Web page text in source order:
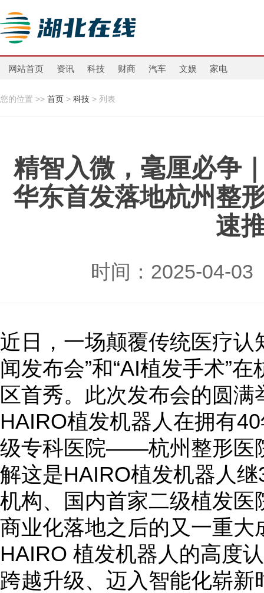
网站首页 资讯 科技 财商 汽车 文娱 家电
您的位置 >> 首页 > 科技 > 列表
精智入微，毫厘必争
华东首发落地杭州整
速
时间：2025-04-
近日，一场颠覆传统医疗认
闻发布会”和“AI植发手术”
区首秀。此次发布会的圆
HAIRO植发机器人在拥有
级专科医院——杭州整形医
解这是HAIRO植发机器人
机构、国内首家二级植发
商业化落地之后的又一重大
HAIRO 植发机器人的高度
跨越升级、迈入智能化崭新